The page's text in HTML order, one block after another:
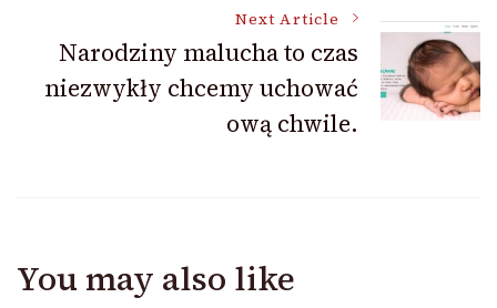
Next Article
Narodziny malucha to czas
niezwykły chcemy uchować
ową chwile.
You may also like